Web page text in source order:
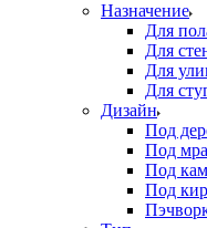
Назначение
Для
Для
Для
Для
Дизайн
Под
Под
Под
Под